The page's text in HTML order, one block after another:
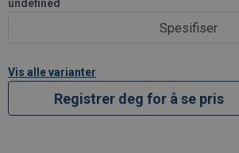
skulderstropper
evakuering. Den ergonomiske formen
opphengingen mer komfortabel enn med
undefined
Spesifiser
Vis alle varianter
Registrer deg for å se pris